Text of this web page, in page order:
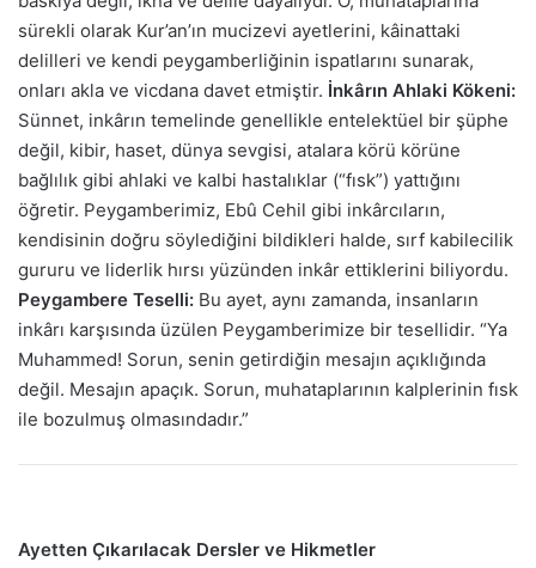
sürekli olarak Kur’an’ın mucizevi ayetlerini, kâinattaki
delilleri ve kendi peygamberliğinin ispatlarını sunarak,
onları akla ve vicdana davet etmiştir. İnkârın Ahlaki Kökeni:
Sünnet, inkârın temelinde genellikle entelektüel bir şüphe
değil, kibir, haset, dünya sevgisi, atalara körü körüne
bağlılık gibi ahlaki ve kalbi hastalıklar (“fısk”) yattığını
öğretir. Peygamberimiz, Ebû Cehil gibi inkârcıların,
kendisinin doğru söylediğini bildikleri halde, sırf kabilecilik
gururu ve liderlik hırsı yüzünden inkâr ettiklerini biliyordu.
Peygambere Teselli: Bu ayet, aynı zamanda, insanların
inkârı karşısında üzülen Peygamberimize bir tesellidir. “Ya
Muhammed! Sorun, senin getirdiğin mesajın açıklığında
değil. Mesajın apaçık. Sorun, muhataplarının kalplerinin fısk
ile bozulmuş olmasındadır.”
Ayetten Çıkarılacak Dersler ve Hikmetler